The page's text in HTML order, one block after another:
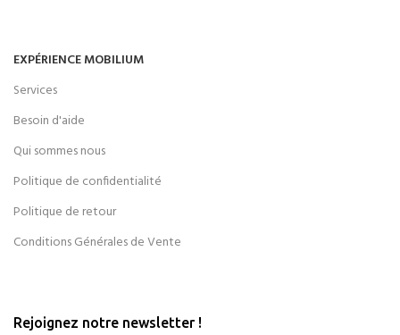
EXPÉRIENCE MOBILIUM
Services
Besoin d'aide
Qui sommes nous
Politique de confidentialité
Politique de retour
Conditions Générales de Vente
Rejoignez notre newsletter !